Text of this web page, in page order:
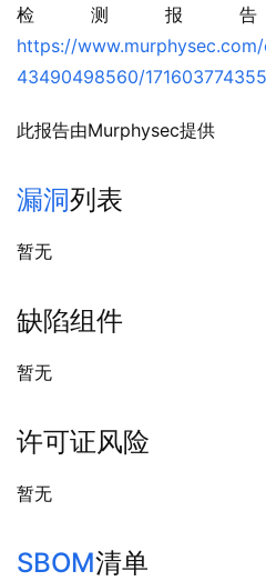
检测报
https://
43490498560/
此报告由Murphysec提供
漏洞列表
暂无
缺陷组件
暂无
许可证风险
暂无
SBOM清单